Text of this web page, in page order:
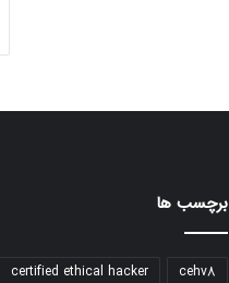
برچسب ها
cehv8
certified ethical hacker